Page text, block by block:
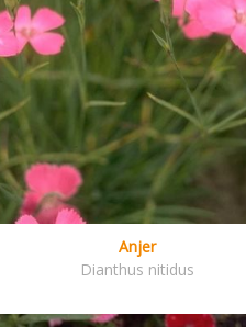
Anjer
Dianthus nitidus